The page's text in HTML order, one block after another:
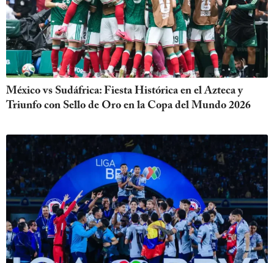
México vs Sudáfrica: Fiesta Histórica en el Azteca y
Triunfo con Sello de Oro en la Copa del Mundo 2026